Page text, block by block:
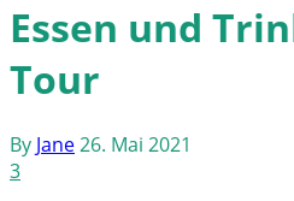
Essen und
Tour
By Jane26. Mai 2021
3